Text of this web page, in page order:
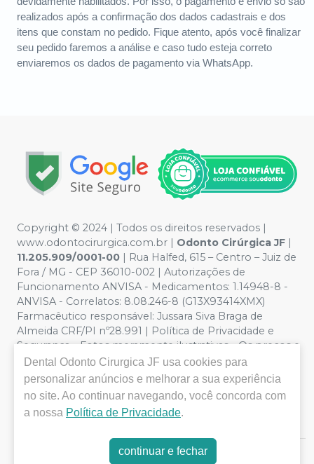
realizados após a confirmação dos dados cadastrais e dos
itens que constam no pedido. Fique atento, após você finalizar
seu pedido faremos a análise e caso tudo esteja correto
enviaremos os dados de pagamento via WhatsApp.
Copyright © 2024 | Todos os direitos reservados |
www.odontocirurgica.com.br | Odonto Cirúrgica JF |
11.205.909/0001-00 | Rua Halfed, 615 – Centro – Juiz de
Fora / MG - CEP 36010-002 | Autorizações de
Funcionamento ANVISA - Medicamentos: 1.14948-8 -
ANVISA - Correlatos: 8.08.246-8 (G13X93414XMX)
Farmacêutico responsável: Jussara Siva Braga de
Almeida CRF/PI nº28.991 | Política de Privacidade e
Segurança - Fotos meramente ilustrativas - Os preços e
condições da loja virtual estão sujeitos a alterações. Em
caso de divergência de preços no site, o valor válido é o
do Carrinho de Compra. Não vendemos por atacado
por isso nos reservamos o direito de não atender
compras de grandes volumes pelo site.
E-commerce produzido porSou Odonto Ecommerce
Dental Odonto Cirurgica JF usa cookies para
personalizar anúncios e melhorar a sua experiência
no site. Ao continuar navegando, você concorda com
a nossa Política de Privacidade.
continuar e fechar